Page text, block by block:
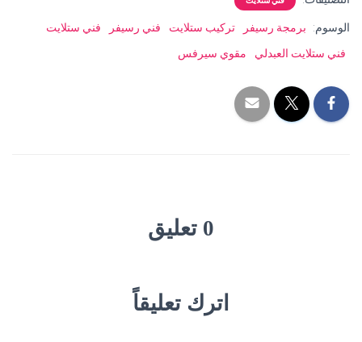
الوسوم: برمجة رسيفر تركيب ستلايت فني رسيفر
فني ستلايت
فني ستلايت العبدلي
مقوي سيرفس
0 تعليق
اترك تعليقاً